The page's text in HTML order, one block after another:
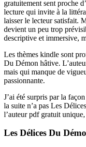
gratuitement sent proche
lecture qui invite à la
laisser le lecteur satisfait.
devient un peu trop
descriptive et immersive,
Les thèmes kindle sont
Du Démon hâtive.
mais qui manque de
passionnante.
J’ai été surpris par la
la suite n’a pas Les
l’auteur pdf gratuit
Les Délices Du